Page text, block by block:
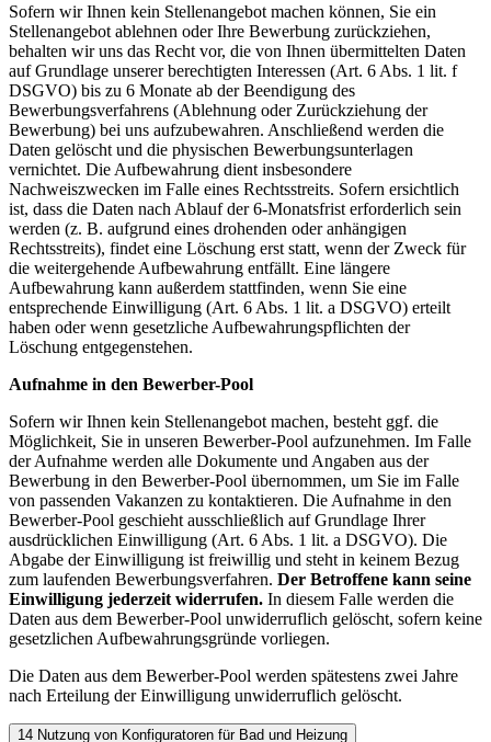
Sofern wir Ihnen kein Stellenangebot machen können, Sie ein
Stellenangebot ablehnen oder Ihre Bewerbung zurückziehen,
behalten wir uns das Recht vor, die von Ihnen übermittelten Daten
auf Grundlage unserer berechtigten Interessen (Art. 6 Abs. 1 lit. f
DSGVO) bis zu 6 Monate ab der Beendigung des
Bewerbungsverfahrens (Ablehnung oder Zurückziehung der
Bewerbung) bei uns aufzubewahren. Anschließend werden die
Daten gelöscht und die physischen Bewerbungsunterlagen
vernichtet. Die Aufbewahrung dient insbesondere
Nachweiszwecken im Falle eines Rechtsstreits. Sofern ersichtlich
ist, dass die Daten nach Ablauf der 6-Monatsfrist erforderlich sein
werden (z. B. aufgrund eines drohenden oder anhängigen
Rechtsstreits), findet eine Löschung erst statt, wenn der Zweck für
die weitergehende Aufbewahrung entfällt. Eine längere
Aufbewahrung kann außerdem stattfinden, wenn Sie eine
entsprechende Einwilligung (Art. 6 Abs. 1 lit. a DSGVO) erteilt
haben oder wenn gesetzliche Aufbewahrungspflichten der
Löschung entgegenstehen.
Aufnahme in den Bewerber-Pool
Sofern wir Ihnen kein Stellenangebot machen, besteht ggf. die
Möglichkeit, Sie in unseren Bewerber-Pool aufzunehmen. Im Falle
der Aufnahme werden alle Dokumente und Angaben aus der
Bewerbung in den Bewerber-Pool übernommen, um Sie im Falle
von passenden Vakanzen zu kontaktieren. Die Aufnahme in den
Bewerber-Pool geschieht ausschließlich auf Grundlage Ihrer
ausdrücklichen Einwilligung (Art. 6 Abs. 1 lit. a DSGVO). Die
Abgabe der Einwilligung ist freiwillig und steht in keinem Bezug
zum laufenden Bewerbungsverfahren. Der Betroffene kann seine
Einwilligung jederzeit widerrufen. In diesem Falle werden die
Daten aus dem Bewerber-Pool unwiderruflich gelöscht, sofern keine
gesetzlichen Aufbewahrungsgründe vorliegen.
Die Daten aus dem Bewerber-Pool werden spätestens zwei Jahre
nach Erteilung der Einwilligung unwiderruflich gelöscht.
14 Nutzung von Konfiguratoren für Bad und Heizung